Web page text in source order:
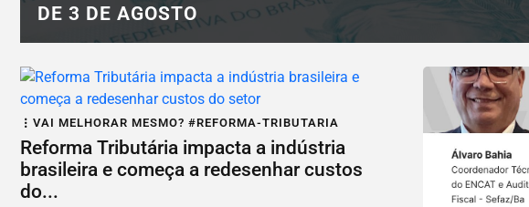
DE 3 DE AGOSTO
VAI MELHORAR MESMO? #REFORMA-TRIBUTARIA
Reforma Tributária impacta a indústria
brasileira e começa a redesenhar custos
do...